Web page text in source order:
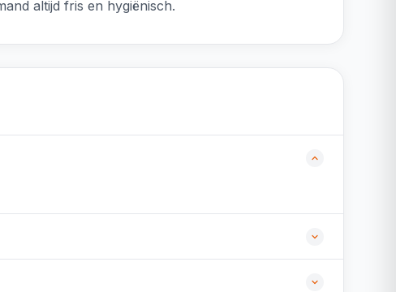
altijd fris en hygiënisch.